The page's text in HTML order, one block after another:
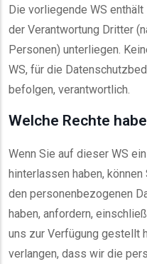
Die vorliegende WS
der Verantwortung Dritter
Personen) unterliegen.
WS, für die
befolgen, verantwortlich.
Welche Rechte
Wenn Sie auf dieser WS
hinterlassen haben,
den personenbezogenen
haben, anfordern,
uns zur Verfügung gestellt
verlangen, dass wir die